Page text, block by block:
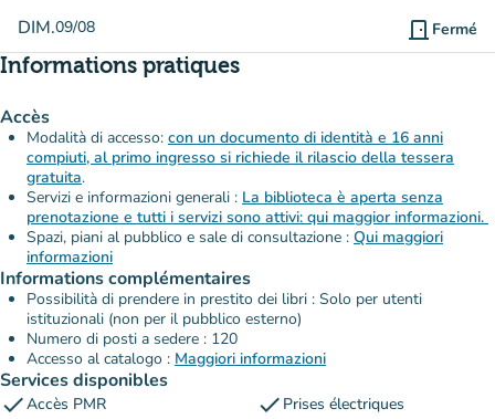
DIM.09/08 door_front Fermé
Informations pratiques
Accès
Modalità di accesso: con un documento di identità e 16 anni
compiuti, al primo ingresso si richiede il rilascio della tessera
gratuita.
Servizi e informazioni generali : La biblioteca è aperta senza
prenotazione e tutti i servizi sono attivi: qui maggior informazioni.
Spazi, piani al pubblico e sale di consultazione : Qui maggiori
informazioni
Informations complémentaires
Possibilità di prendere in prestito dei libri : Solo per utenti
istituzionali (non per il pubblico esterno)
Numero di posti a sedere : 120
Accesso al catalogo : Maggiori informazioni
Services disponibles
checkAccès PMR check Prises électriques